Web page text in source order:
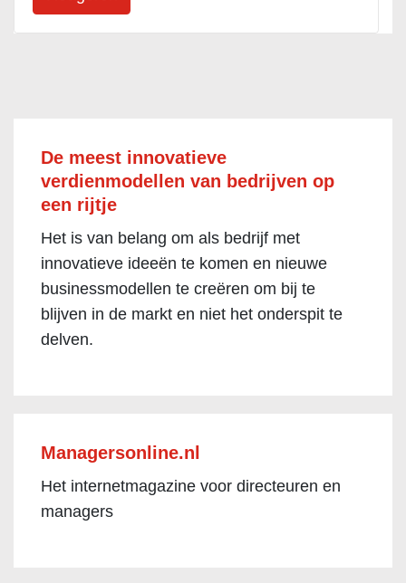
De meest innovatieve
verdienmodellen van bedrijven op
een rijtje
Het is van belang om als bedrijf met
innovatieve ideeën te komen en nieuwe
businessmodellen te creëren om bij te
blijven in de markt en niet het onderspit te
delven.
Managersonline.nl
Het internetmagazine voor directeuren en
managers